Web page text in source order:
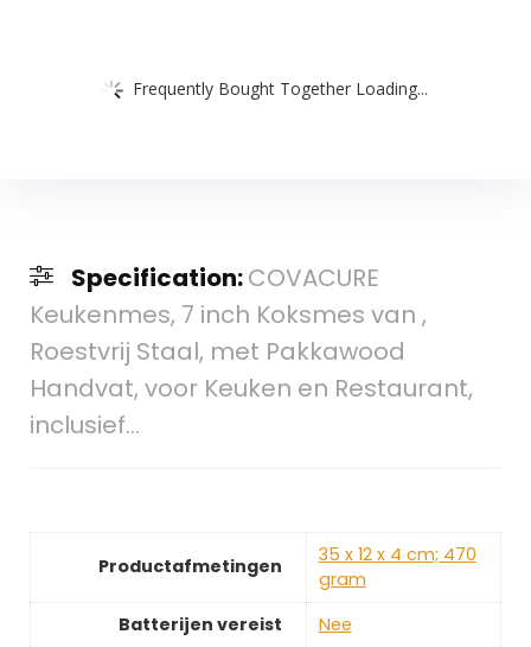
Frequently Bought Together Loading...
Specification:COVACURE
Keukenmes, 7 inch Koksmes van ,
Roestvrij Staal, met Pakkawood
Handvat, voor Keuken en Restaurant,
inclusief…
Productafmetingen
‎35 x 12 x 4 cm; 470
gram
Batterijen vereist
‎Nee